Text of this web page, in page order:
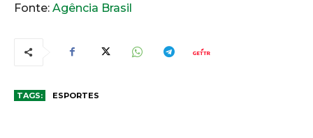
Fonte: Agência Brasil
TAGS: ESPORTES